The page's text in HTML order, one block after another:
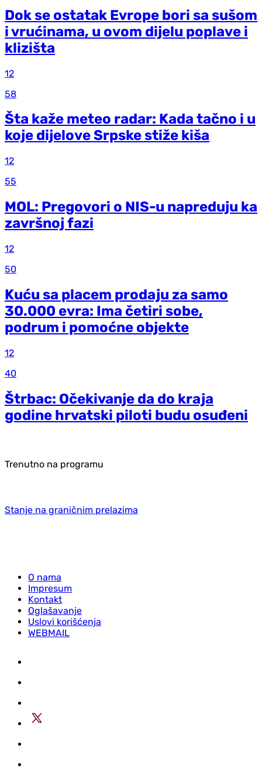
Dok se ostatak Evrope bori sa sušom
i vrućinama, u ovom dijelu poplave i
klizišta
12
58
Šta kaže meteo radar: Kada tačno i u
koje dijelove Srpske stiže kiša
12
55
MOL: Pregovori o NIS-u napreduju ka
završnoj fazi
12
50
Kuću sa placem prodaju za samo
30.000 evra: Ima četiri sobe,
podrum i pomoćne objekte
12
40
Štrbac: Očekivanje da do kraja
godine hrvatski piloti budu osuđeni
Trenutno na programu
Stanje na graničnim prelazima
O nama
Impresum
Kontakt
Oglašavanje
Uslovi korišćenja
WEBMAIL